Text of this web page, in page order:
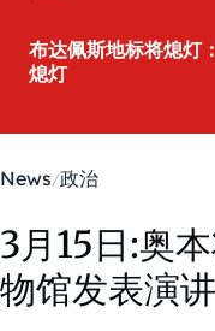
布达佩斯地标将熄灯
熄灯
News 政治
3月15日:奥
物馆发表演讲